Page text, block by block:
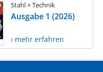
Stahl + Technik
Ausgabe 1 (2026)
› mehr erfahren